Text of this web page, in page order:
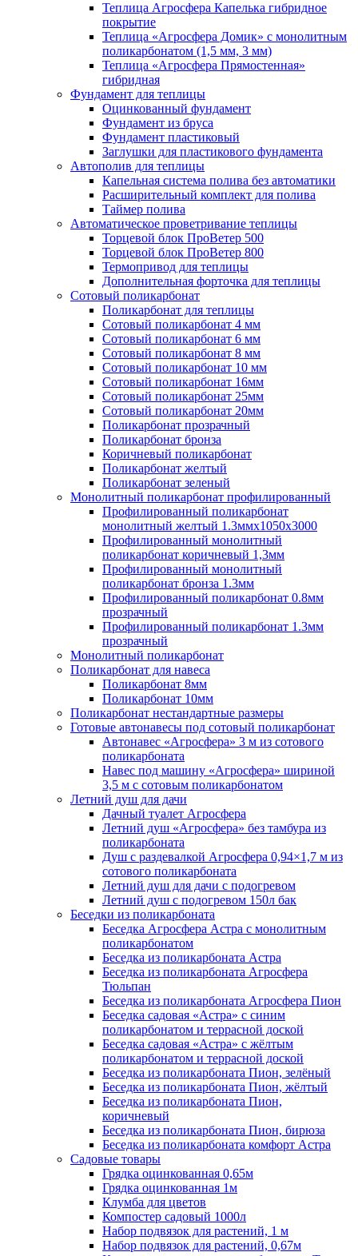
Теплица Агросфера Капелька гибридное
покрытие
Теплица «Агросфера Домик» с монолитным
поликарбонатом (1,5 мм, 3 мм)
Теплица «Агросфера Прямостенная»
гибридная
Фундамент для теплицы
Оцинкованный фундамент
Фундамент из бруса
Фундамент пластиковый
Заглушки для пластикового фундамента
Автополив для теплицы
Капельная система полива без автоматики
Расширительный комплект для полива
Таймер полива
Автоматическое проветривание теплицы
Торцевой блок ПроВетер 500
Торцевой блок ПроВетер 800
Термопривод для теплицы
Дополнительная форточка для теплицы
Сотовый поликарбонат
Поликарбонат для теплицы
Сотовый поликарбонат 4 мм
Сотовый поликарбонат 6 мм
Сотовый поликарбонат 8 мм
Сотовый поликарбонат 10 мм
Сотовый поликарбонат 16мм
Сотовый поликарбонат 25мм
Сотовый поликарбонат 20мм
Поликарбонат прозрачный
Поликарбонат бронза
Коричневый поликарбонат
Поликарбонат желтый
Поликарбонат зеленый
Монолитный поликарбонат профилированный
Профилированный поликарбонат
монолитный желтый 1.3ммх1050х3000
Профилированный монолитный
поликарбонат коричневый 1,3мм
Профилированный монолитный
поликарбонат бронза 1.3мм
Профилированный поликарбонат 0.8мм
прозрачный
Профилированный поликарбонат 1.3мм
прозрачный
Монолитный поликарбонат
Поликарбонат для навеса
Поликарбонат 8мм
Поликарбонат 10мм
Поликарбонат нестандартные размеры
Готовые автонавесы под сотовый поликарбонат
Автонавес «Агросфера» 3 м из сотового
поликарбоната
Навес под машину «Агросфера» шириной
3,5 м с сотовым поликарбонатом
Летний душ для дачи
Дачный туалет Агросфера
Летний душ «Агросфера» без тамбура из
поликарбоната
Душ с раздевалкой Агросфера 0,94×1,7 м из
сотового поликарбоната
Летний душ для дачи с подогревом
Летний душ с подогревом 150л бак
Беседки из поликарбоната
Беседка Агросфера Астра с монолитным
поликарбонатом
Беседка из поликарбоната Астра
Беседка из поликарбоната Агросфера
Тюльпан
Беседка из поликарбоната Агросфера Пион
Беседка садовая «Астра» с синим
поликарбонатом и террасной доской
Беседка садовая «Астра» с жёлтым
поликарбонатом и террасной доской
Беседка из поликарбоната Пион, зелёный
Беседка из поликарбоната Пион, жёлтый
Беседка из поликарбоната Пион,
коричневый
Беседка из поликарбоната Пион, бирюза
Беседка из поликарбоната комфорт Астра
Садовые товары
Грядка оцинкованная 0,65м
Грядка оцинкованная 1м
Клумба для цветов
Компостер садовый 1000л
Набор подвязок для растений, 1 м
Набор подвязок для растений, 0,67м